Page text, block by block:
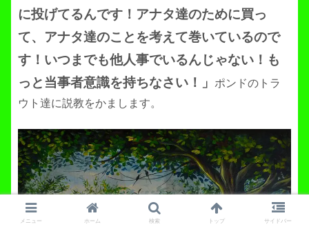
に投げてるんです！アナタ達のために買っ
て、アナタ達のことを考えて巻いているので
す！いつまでも他人事でいるんじゃない！も
っと当事者意識を持ちなさい！」
ポンドのトラ
ウト達に説教をかまします。
メニュー ホーム 検索 トップ サイドバー